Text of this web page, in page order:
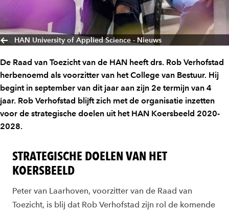
HAN University of Applied Science - Nieuws
De Raad van Toezicht van de HAN heeft drs. Rob Verhofstad
herbenoemd als voorzitter van het College van Bestuur. Hij
begint in september van dit jaar aan zijn 2e termijn van 4
jaar. Rob Verhofstad blijft zich met de organisatie inzetten
voor de strategische doelen uit het HAN Koersbeeld 2020-
2028.
STRATEGISCHE DOELEN VAN HET
KOERSBEELD
Peter van Laarhoven, voorzitter van de Raad van
Toezicht, is blij dat Rob Verhofstad zijn rol de komende